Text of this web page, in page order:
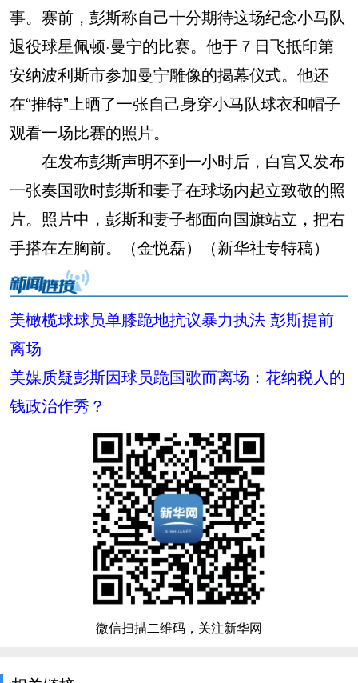
事。赛前，彭斯称自己十分期待这场纪念小马队
退役球星佩顿·曼宁的比赛。他于７日飞抵印第
安纳波利斯市参加曼宁雕像的揭幕仪式。他还
在“推特”上晒了一张自己身穿小马队球衣和帽子
观看一场比赛的照片。
在发布彭斯声明不到一小时后，白宫又发布
一张奏国歌时彭斯和妻子在球场内起立致敬的照
片。照片中，彭斯和妻子都面向国旗站立，把右
手搭在左胸前。（金悦磊）（新华社专特稿）
美橄榄球球员单膝跪地抗议暴力执法 彭斯提前
离场
美媒质疑彭斯因球员跪国歌而离场：花纳税人的
钱政治作秀？
微信扫描二维码，关注新华网